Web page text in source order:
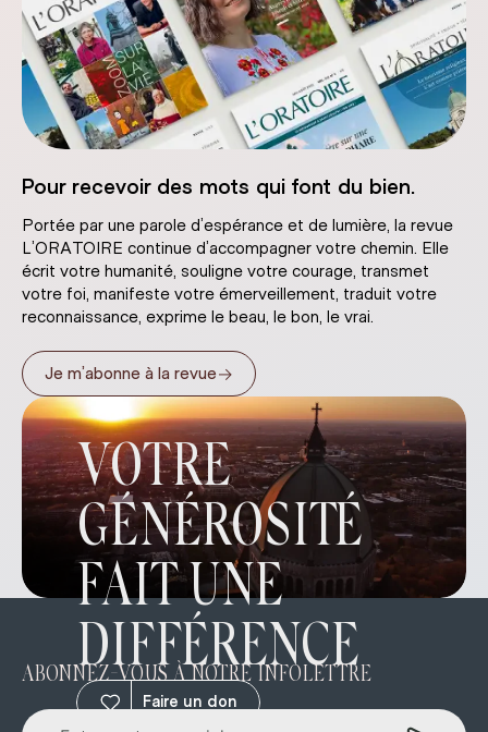
Pour recevoir des mots qui font du bien.
Portée par une parole d’espérance et de lumière, la revue
L’ORATOIRE continue d’accompagner votre chemin. Elle
écrit votre humanité, souligne votre courage, transmet
votre foi, manifeste votre émerveillement, traduit votre
reconnaissance, exprime le beau, le bon, le vrai.
Je m’abonne à la revue→
VOTRE
GÉNÉROSITÉ
FAIT UNE
DIFFÉRENCE
Faire un don
ABONNEZ-VOUS À NOTRE INFOLETTRE